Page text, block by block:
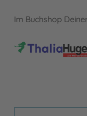
Im Buchshop